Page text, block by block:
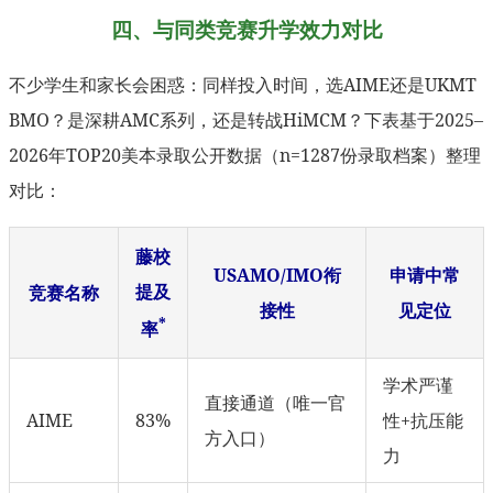
四、与同类竞赛升学效力对比
不少学生和家长会困惑：同样投入时间，选AIME还是UKMT
BMO？是深耕AMC系列，还是转战HiMCM？下表基于2025–
2026年TOP20美本录取公开数据（n=1287份录取档案）整理
对比：
竞赛名称
藤校
提及
率*
USAMO/IMO衔
接性
申请中常
见定位
AIME 83%
直接通道（唯一官
方入口）
学术严谨
性+抗压能
力